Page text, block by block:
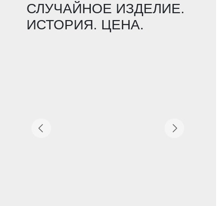
СЛУЧАЙНОЕ ИЗДЕЛИЕ.
ИСТОРИЯ. ЦЕНА.